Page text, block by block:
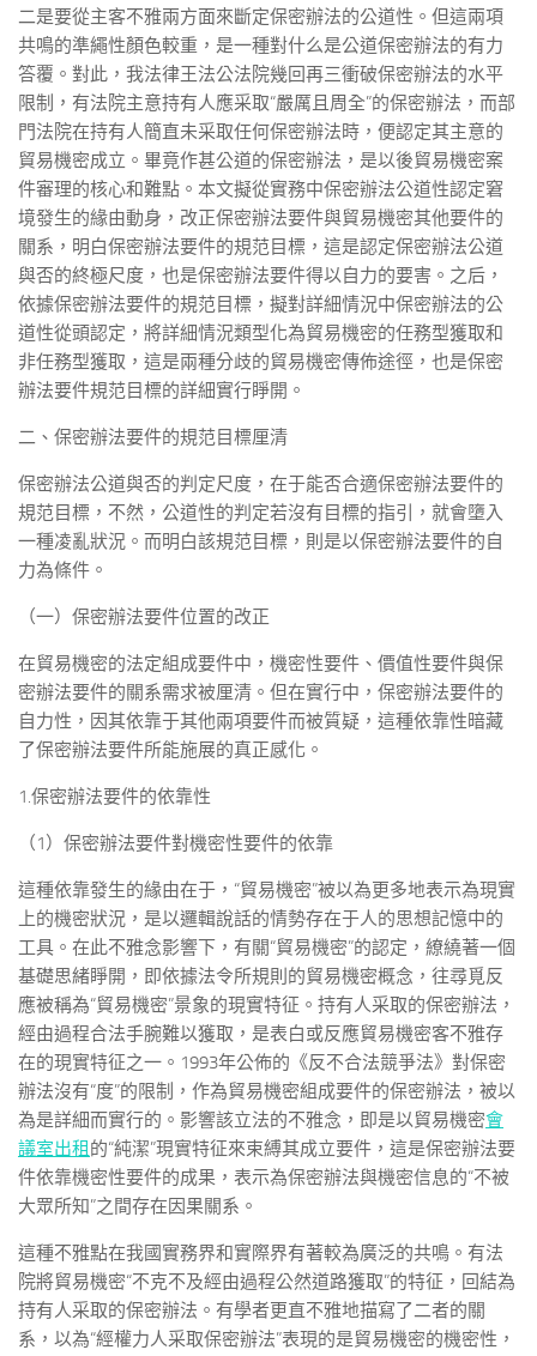
二是要從主客不雅兩方面來斷定保密辦法的公道性。但這兩項
共鳴的準繩性顏色較重，是一種對什么是公道保密辦法的有力
答覆。對此，我法律王法公法院幾回再三衝破保密辦法的水平
限制，有法院主意持有人應采取“嚴厲且周全”的保密辦法，而部
門法院在持有人簡直未采取任何保密辦法時，便認定其主意的
貿易機密成立。畢竟作甚公道的保密辦法，是以後貿易機密案
件審理的核心和難點。本文擬從實務中保密辦法公道性認定窘
境發生的緣由動身，改正保密辦法要件與貿易機密其他要件的
關系，明白保密辦法要件的規范目標，這是認定保密辦法公道
與否的終極尺度，也是保密辦法要件得以自力的要害。之后，
依據保密辦法要件的規范目標，擬對詳細情況中保密辦法的公
道性從頭認定，將詳細情況類型化為貿易機密的任務型獲取和
非任務型獲取，這是兩種分歧的貿易機密傳佈途徑，也是保密
辦法要件規范目標的詳細實行睜開。
二、保密辦法要件的規范目標厘清
保密辦法公道與否的判定尺度，在于能否合適保密辦法要件的
規范目標，不然，公道性的判定若沒有目標的指引，就會墮入
一種凌亂狀況。而明白該規范目標，則是以保密辦法要件的自
力為條件。
（一）保密辦法要件位置的改正
在貿易機密的法定組成要件中，機密性要件、價值性要件與保
密辦法要件的關系需求被厘清。但在實行中，保密辦法要件的
自力性，因其依靠于其他兩項要件而被質疑，這種依靠性暗藏
了保密辦法要件所能施展的真正感化。
1.保密辦法要件的依靠性
（1）保密辦法要件對機密性要件的依靠
這種依靠發生的緣由在于，“貿易機密”被以為更多地表示為現實
上的機密狀況，是以邏輯說話的情勢存在于人的思想記憶中的
工具。在此不雅念影響下，有關“貿易機密”的認定，繚繞著一個
基礎思緒睜開，即依據法令所規則的貿易機密概念，往尋覓反
應被稱為“貿易機密”景象的現實特征。持有人采取的保密辦法，
經由過程合法手腕難以獲取，是表白或反應貿易機密客不雅存
在的現實特征之一。1993年公佈的《反不合法競爭法》對保密
辦法沒有“度”的限制，作為貿易機密組成要件的保密辦法，被以
為是詳細而實行的。影響該立法的不雅念，即是以貿易機密會
議室出租 的“純潔”現實特征來束縛其成立要件，這是保密辦法要
件依靠機密性要件的成果，表示為保密辦法與機密信息的“不被
大眾所知”之間存在因果關系。
這種不雅點在我國實務界和實際界有著較為廣泛的共鳴。有法
院將貿易機密“不克不及經由過程公然道路獲取”的特征，回結為
持有人采取的保密辦法。有學者更直不雅地描寫了二者的關
系，以為“經權力人采取保密辦法”表現的是貿易機密的機密性，